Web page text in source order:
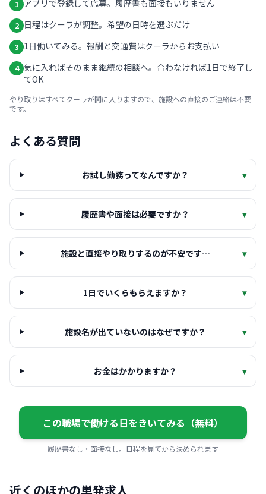
1 アプリで登録して応募。履歴書も面接もいりません
2 日程はクーラが調整。希望の日時を選ぶだけ
3 1日働いてみる。報酬と交通費はクーラからお支払い
4 気に入ればそのまま継続の相談へ。合わなければ1日で終了し
てOK
やり取りはすべてクーラが間に入りますので、施設への直接のご連絡は不要
です。
よくある質問
お試し勤務ってなんですか？ ▾
履歴書や面接は必要ですか？ ▾
施設と直接やり取りするのが不安です… ▾
1日でいくらもらえますか？ ▾
施設名が出ていないのはなぜですか？ ▾
お金はかかりますか？ ▾
この職場で働ける日をきいてみる（無料）
履歴書なし・面接なし。日程を見てから決められます
近くのほかの単発求人